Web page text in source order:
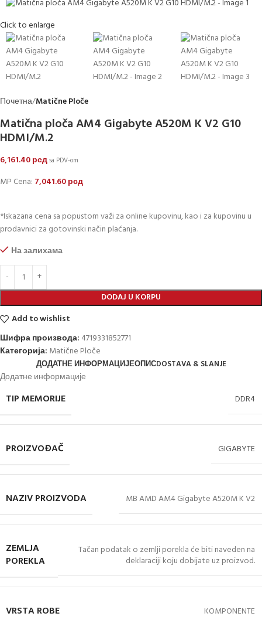
Click to enlarge
Почетна Matične Ploče
Matična ploča AM4 Gigabyte A520M K V2 G10
HDMI/M.2
6,161.40рсдsa PDV-om
MP Cena: 7,041.60рсд
*Iskazana cena sa popustom važi za online kupovinu, kao i za kupovinu u
prodavnici za gotovinski način plaćanja.
На залихама
DODAJ U KORPU
Add to wishlist
Шифра производа: 4719331852771
Категорија: Matične Ploče
ДОДАТНЕ ИНФОРМАЦИЈЕОПИСDOSTAVA & SLANJE
Додатне информације
TIP MEMORIJE DDR4
PROIZVOĐAČ GIGABYTE
NAZIV PROIZVODA MB AMD AM4 Gigabyte A520M K V2
ZEMLJA
POREKLA
Tačan podatak o zemlji porekla će biti naveden na
deklaraciji koju dobijate uz proizvod.
VRSTA ROBE KOMPONENTE